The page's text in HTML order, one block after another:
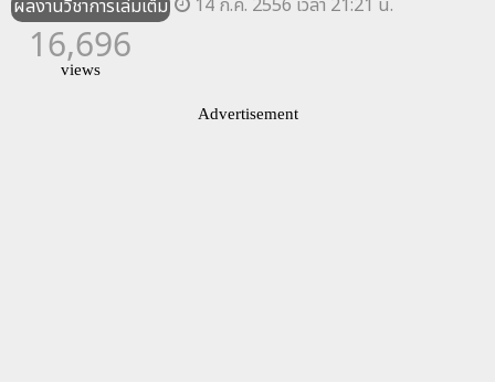
ผลงานวิชาการเล่มเต็ม 14 ก.ค. 2556 เวลา 21:21 น.
16,696
views
Advertisement